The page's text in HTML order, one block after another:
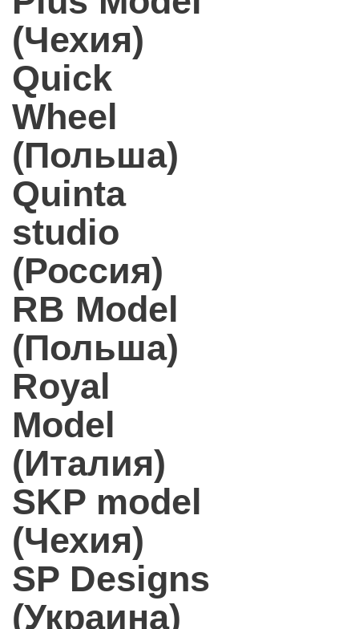
(Чехия)
Quick
Wheel
(Польша)
Quinta
studio
(Россия)
RB Model
(Польша)
Royal
Model
(Италия)
SKP model
(Чехия)
SP Designs
(Украина)